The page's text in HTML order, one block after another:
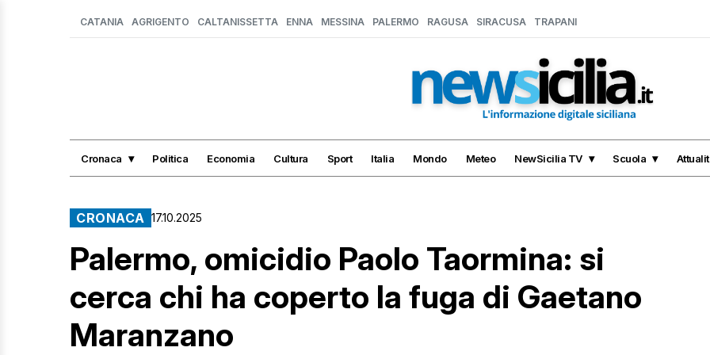
CATANIA AGRIGENTO CALTANISSETTA ENNA MESSINA PALERMO RAGUSA SIRACUSA TRAPANI
Cronaca Politica Economia Cultura Sport Italia Mondo Meteo NewSicilia TV Scuola
CRONACA 17.10.2025
Palermo, omicidio Paolo Taormina: si
cerca chi ha coperto la fuga di Gaetano
Maranzano